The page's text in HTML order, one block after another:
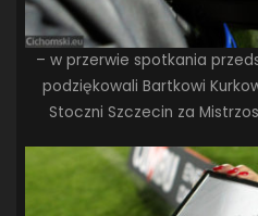
– w przerwie spotkania
podziękowali Bartkowi
Stoczni Szczecin za